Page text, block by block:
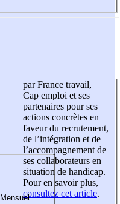
par France travail,
Cap emploi et ses
partenaires pour ses
actions concrètes en
faveur du recrutement,
de l’intégration et de
l’accompagnement de
ses collaborateurs en
situation de handicap.
Pour en savoir plus,
consultez cet article.